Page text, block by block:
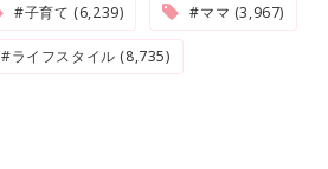
#子育て (6,239) #ママ (3,967)
#ライフスタイル (8,735)